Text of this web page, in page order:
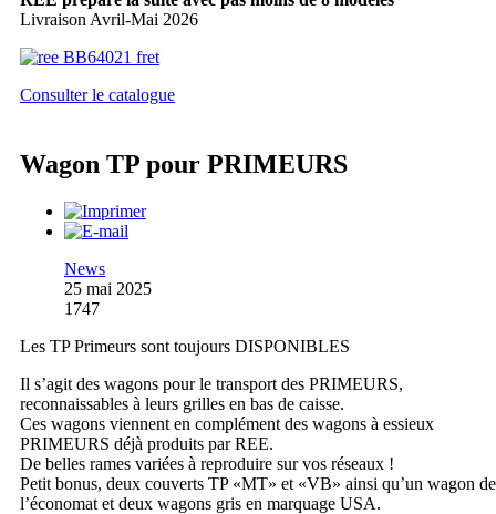
Livraison Avril-Mai 2026
Consulter le catalogue
Wagon TP pour PRIMEURS
News
25 mai 2025
1747
Les TP Primeurs sont toujours DISPONIBLES
Il s’agit des wagons pour le transport des PRIMEURS,
reconnaissables à leurs grilles en bas de caisse.
Ces wagons viennent en complément des wagons à essieux
PRIMEURS déjà produits par REE.
De belles rames variées à reproduire sur vos réseaux !
Petit bonus, deux couverts TP «MT» et «VB» ainsi qu’un wagon de
l’économat et deux wagons gris en marquage USA.